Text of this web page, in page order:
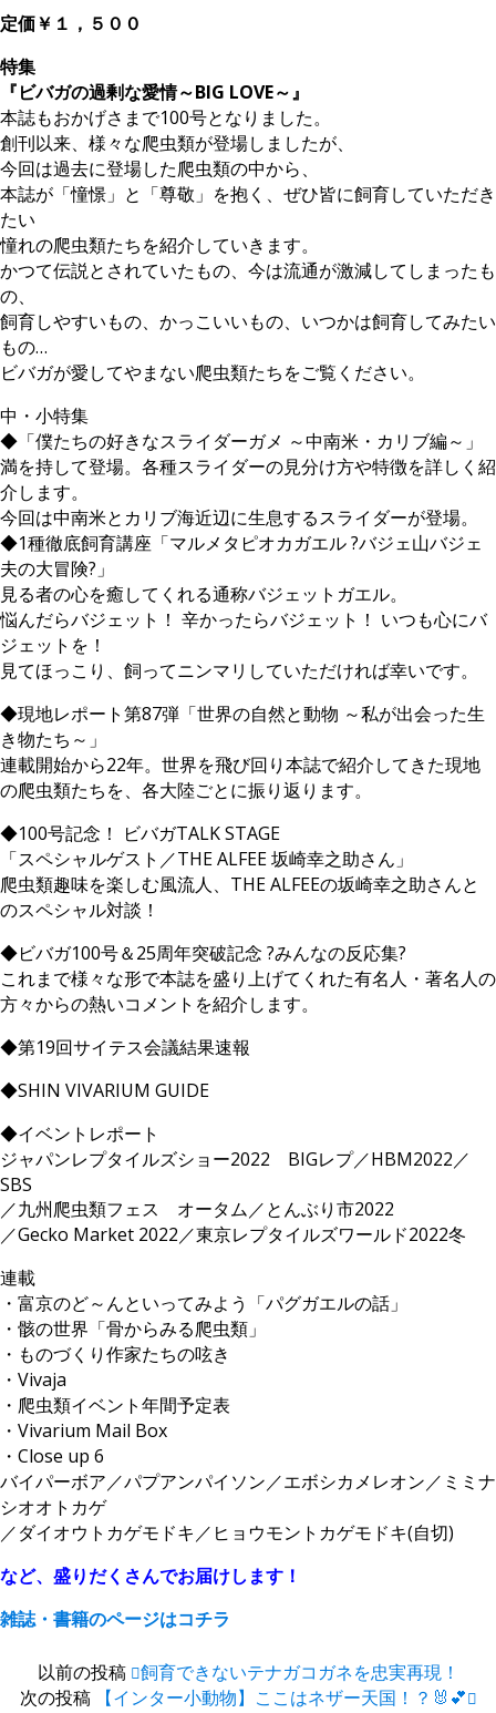
定価￥１，５００
特集
『ビバガの過剰な愛情～BIG LOVE～』
本誌もおかげさまで100号となりました。
創刊以来、様々な爬虫類が登場しましたが、
今回は過去に登場した爬虫類の中から、
本誌が「憧憬」と「尊敬」を抱く、ぜひ皆に飼育していただき
たい
憧れの爬虫類たちを紹介していきます。
かつて伝説とされていたもの、今は流通が激減してしまったも
の、
飼育しやすいもの、かっこいいもの、いつかは飼育してみたい
もの…
ビバガが愛してやまない爬虫類たちをご覧ください。
中・小特集
◆「僕たちの好きなスライダーガメ ～中南米・カリブ編～」
満を持して登場。各種スライダーの見分け方や特徴を詳しく紹
介します。
今回は中南米とカリブ海近辺に生息するスライダーが登場。
◆1種徹底飼育講座「マルメタピオカガエル ?バジェ山バジェ
夫の大冒険?」
見る者の心を癒してくれる通称バジェットガエル。
悩んだらバジェット！ 辛かったらバジェット！ いつも心にバ
ジェットを！
見てほっこり、飼ってニンマリしていただければ幸いです。
◆現地レポート第87弾「世界の自然と動物 ～私が出会った生
き物たち～」
連載開始から22年。世界を飛び回り本誌で紹介してきた現地
の爬虫類たちを、各大陸ごとに振り返ります。
◆100号記念！ ビバガTALK STAGE
「スペシャルゲスト／THE ALFEE 坂崎幸之助さん」
爬虫類趣味を楽しむ風流人、THE ALFEEの坂崎幸之助さんと
のスペシャル対談！
◆ビバガ100号＆25周年突破記念 ?みんなの反応集?
これまで様々な形で本誌を盛り上げてくれた有名人・著名人の
方々からの熱いコメントを紹介します。
◆第19回サイテス会議結果速報
◆SHIN VIVARIUM GUIDE
◆イベントレポート
ジャパンレプタイルズショー2022 BIGレプ／HBM2022／
SBS
／九州爬虫類フェス オータム／とんぶり市2022
／Gecko Market 2022／東京レプタイルズワールド2022冬
連載
・富京のど～んといってみよう「パグガエルの話」
・骸の世界「骨からみる爬虫類」
・ものづくり作家たちの呟き
・Vivaja
・爬虫類イベント年間予定表
・Vivarium Mail Box
・Close up 6
バイパーボア／パプアンパイソン／エボシカメレオン／ミミナ
シオオトカゲ
／ダイオウトカゲモドキ／ヒョウモントカゲモドキ(自切)
など、盛りだくさんでお届けします！
雑誌・書籍のページはコチラ
以前の投稿 飼育できないテナガコガネを忠実再現！
次の投稿
【インター小動物】ここはネザー天国！？🐰💕